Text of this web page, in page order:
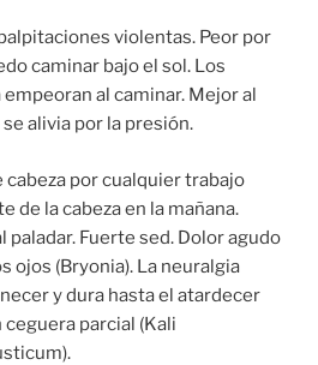
violentas. Peor por
caminar bajo el sol. Los
al caminar. Mejor al
alivia por la presión.
cabeza por cualquier trabajo
de la cabeza en la mañana.
paladar. Fuerte sed. Dolor agudo
ojos (Bryonia). La neuralgia
y dura hasta el atardecer
ceguera parcial (Kali